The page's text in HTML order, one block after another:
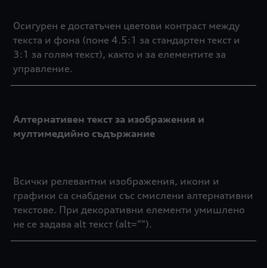
Осигурен е достатъчен цветови контраст между
текста и фона (поне 4.5:1 за стандартен текст и
3:1 за голям текст), както и за елементите за
управление.
Алтернативен текст за изображения и
мултимедийно съдържание
Всички релевантни изображения, икони и
графики са снабдени със смислени алтернативни
текстове. При декоративни елементи умишлено
не се задава alt текст (alt="").